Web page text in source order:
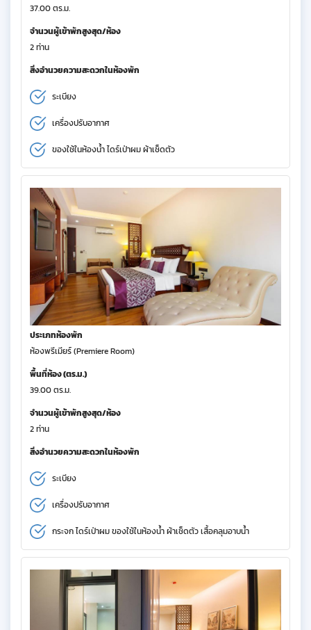
37.00 ตร.ม.
จำนวนผู้เข้าพักสูงสุด/ห้อง
2 ท่าน
สิ่งอำนวยความสะดวกในห้องพัก
ระเบียง
เครื่องปรับอากาศ
ของใช้ในห้องน้ำ ไดร์เป่าผม ผ้าเช็ดตัว
ประเภทห้องพัก
ห้องพรีเมียร์ (Premiere Room)
พื้นที่ห้อง (ตร.ม.)
39.00 ตร.ม.
จำนวนผู้เข้าพักสูงสุด/ห้อง
2 ท่าน
สิ่งอำนวยความสะดวกในห้องพัก
ระเบียง
เครื่องปรับอากาศ
กระจก ไดร์เป่าผม ของใช้ในห้องน้ำ ผ้าเช็ดตัว เสื้อคลุมอาบน้ำ